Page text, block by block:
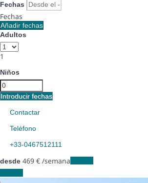
Fechas
Fechas
Añadir fechas
Adultos
1
Niños
Introducir fechas
Contactar
Teléfono
+33-0467512111
desde 469 € /semana